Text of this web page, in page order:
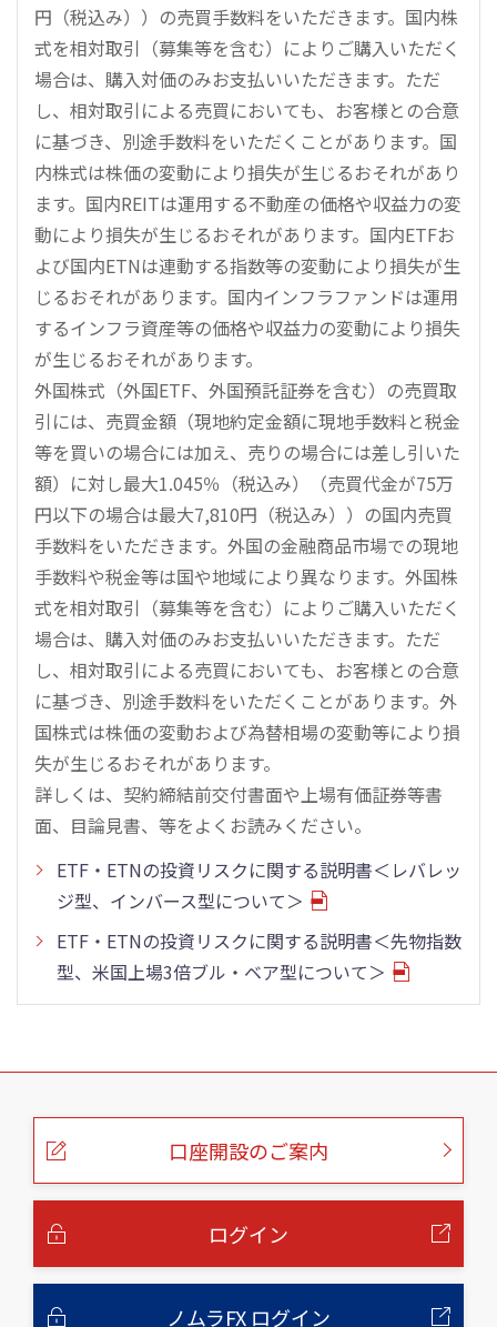
円（税込み））の売買手数料をいただきます。国内株
式を相対取引（募集等を含む）によりご購入いただく
場合は、購入対価のみお支払いいただきます。ただ
し、相対取引による売買においても、お客様との合意
に基づき、別途手数料をいただくことがあります。国
内株式は株価の変動により損失が生じるおそれがあり
ます。国内REITは運用する不動産の価格や収益力の変
動により損失が生じるおそれがあります。国内ETFお
よび国内ETNは連動する指数等の変動により損失が生
じるおそれがあります。国内インフラファンドは運用
するインフラ資産等の価格や収益力の変動により損失
が生じるおそれがあります。
外国株式（外国ETF、外国預託証券を含む）の売買取
引には、売買金額（現地約定金額に現地手数料と税金
等を買いの場合には加え、売りの場合には差し引いた
額）に対し最大1.045％（税込み）（売買代金が75万
円以下の場合は最大7,810円（税込み））の国内売買
手数料をいただきます。外国の金融商品市場での現地
手数料や税金等は国や地域により異なります。外国株
式を相対取引（募集等を含む）によりご購入いただく
場合は、購入対価のみお支払いいただきます。ただ
し、相対取引による売買においても、お客様との合意
に基づき、別途手数料をいただくことがあります。外
国株式は株価の変動および為替相場の変動等により損
失が生じるおそれがあります。
詳しくは、契約締結前交付書面や上場有価証券等書
面、目論見書、等をよくお読みください。
ETF・ETNの投資リスクに関する説明書＜レバレッ
ジ型、インバース型について＞
ETF・ETNの投資リスクに関する説明書＜先物指数
型、米国上場3倍ブル・ベア型について＞
こ
口座開設のご案内
ログイン
ノムラFX ログイン